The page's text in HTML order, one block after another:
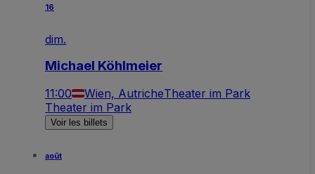
16
dim.
Michael Köhlmeier
11:00 Wien, AutricheTheater im Park
Theater im Park
Voir les billets
août